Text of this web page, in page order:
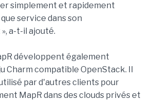
simplement et rapidement
service dans son
a-t-il ajouté.
développent également
Charm compatible OpenStack. Il
par d'autres clients pour
MapR dans des clouds privés et